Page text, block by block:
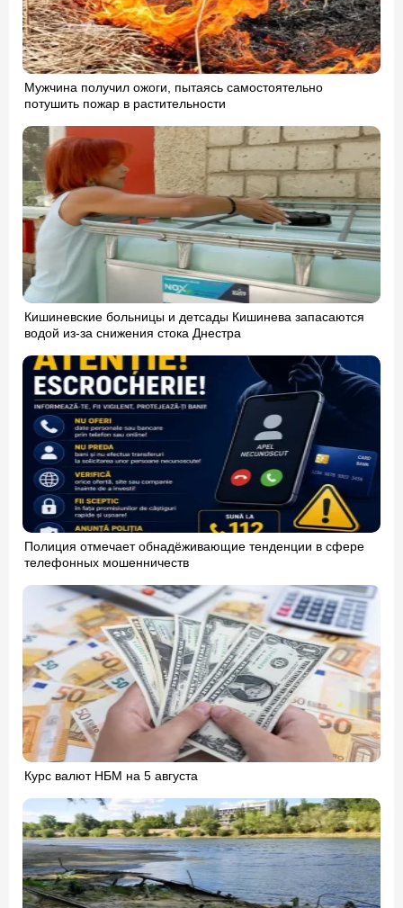
Мужчина получил ожоги, пытаясь самостоятельно
потушить пожар в растительности
Кишиневские больницы и детсады Кишинева запасаются
водой из-за снижения стока Днестра
Полиция отмечает обнадёживающие тенденции в сфере
телефонных мошенничеств
Курс валют НБМ на 5 августа